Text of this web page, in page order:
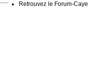
Retrouvez le Forum-